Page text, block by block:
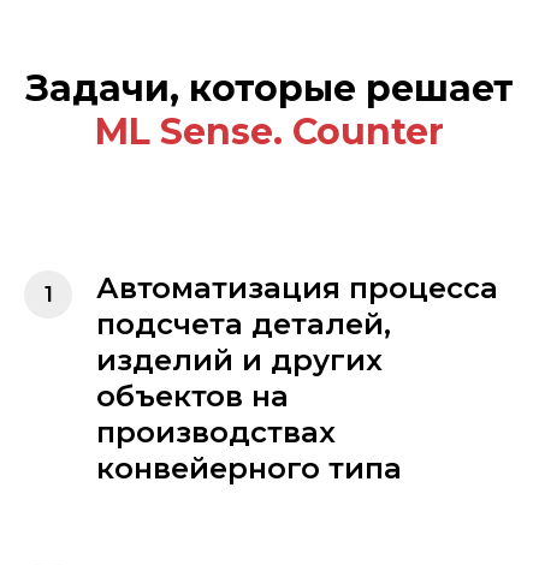
Получить предложение
Задачи, которые решает
ML Sense. Counter
Автоматизация процесса
подсчета деталей,
изделий и других
объектов на
производствах
конвейерного типа